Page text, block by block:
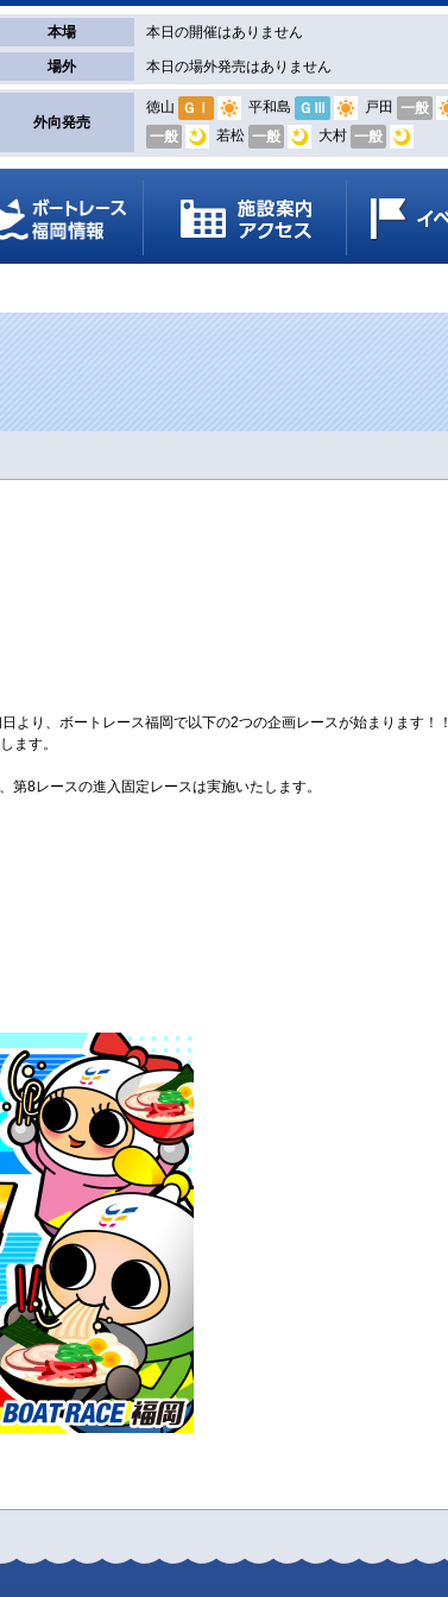
本場 本日の開催はありません
場外 本日の場外発売はありません
外向発売
徳山 ＧⅠ 平和島 ＧⅢ 戸田 一般
一般
若松 一般 大村 一般
り、ボートレース福岡で以下の2つの企画レースが始まります！！
ます。
8レースの進入固定レースは実施いたします。